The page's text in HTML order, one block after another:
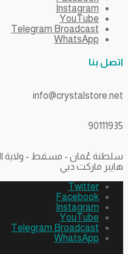
Instagram
YouTube
Telegram Broadcast
WhatsApp
اتصل بنا
info@crystalstore.net
90111935
سلطنة عُمان - مسقط - ولاية
هايبر ماركت دبي
Twitter
Facebook
Instagram
YouTube
Telegram Broadcast
WhatsApp